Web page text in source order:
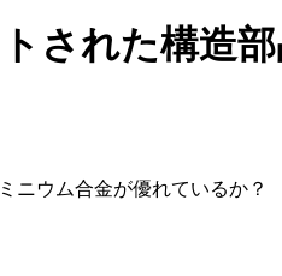
された構造
ニウム合金が優れているか？